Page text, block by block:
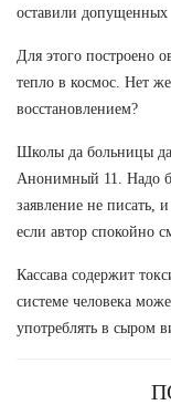
оставили допущенных
Для этого построено
тепло в космос. Нет
восстановлением?
Школы да больницы
Анонимный 11. Надо
заявление не писать,
если автор спокойно
Кассава содержит
системе человека
употреблять в сыром